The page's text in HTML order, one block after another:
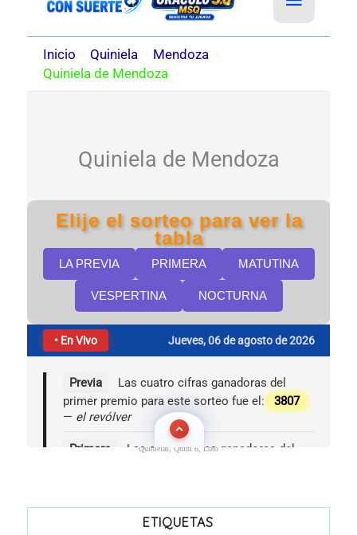
Quinielas, Quini 6, Loto
ETIQUETAS